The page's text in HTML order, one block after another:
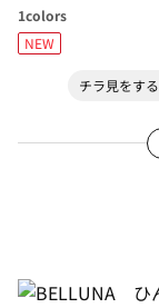
1colors
NEW
チラ見をする